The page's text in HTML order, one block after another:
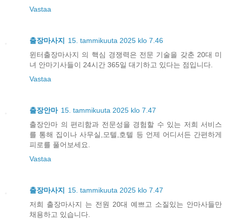
Vastaa
출장마사지
15. tammikuuta 2025 klo 7.46
윈터출장마사지 의 핵심 경쟁력은 전문 기술을 갖춘 20대 미
녀 안마기사들이 24시간 365일 대기하고 있다는 점입니다.
Vastaa
출장안마 15. tammikuuta 2025 klo 7.47
출장안마 의 편리함과 전문성을 경험할 수 있는 저희 서비스
를 통해 집이나 사무실,모텔,호텔 등 언제 어디서든 간편하게
피로를 풀어보세요.
Vastaa
출장마사지
15. tammikuuta 2025 klo 7.47
저희 출장마사지 는 전원 20대 예쁘고 소질있는 안마사들만
채용하고 있습니다.